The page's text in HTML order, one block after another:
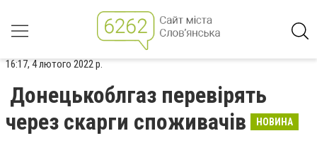
16:17, 4 лютого 2022 р.
Донецькоблгаз перевірять
через скарги споживачів
НОВИНА